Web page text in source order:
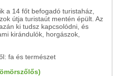
a 14 főt befogadó turistaház,
útja turistaút mentén épült. Az
ki tudsz kapcsolódni, és
kirándulók, horgászok,